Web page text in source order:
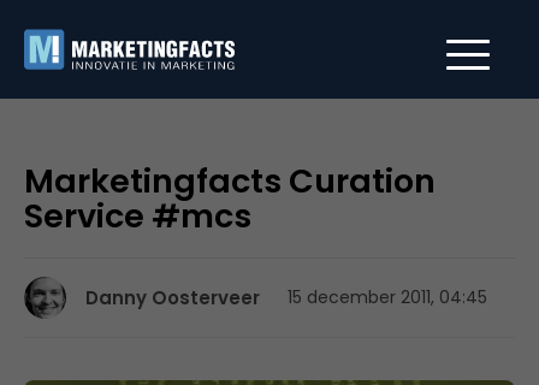
Marketingfacts Curation
Service #mcs
Danny Oosterveer 15 december 2011, 04:45